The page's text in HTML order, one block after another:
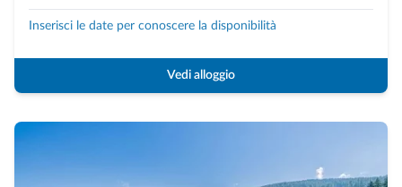
Inserisci le date per conoscere la disponibilità
Vedi alloggio